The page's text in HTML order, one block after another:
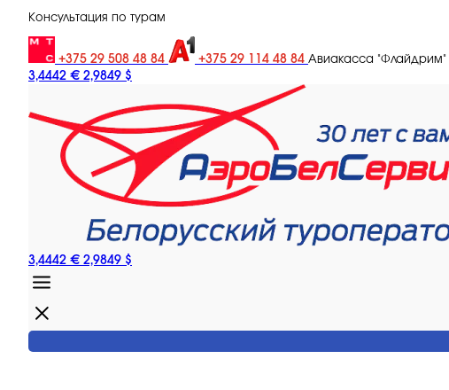
Консультация по турам
+375 29 508 48 84 +375 29 114 48 84 Авиакасса "Флайдрим"
3,4442 € 2,9849 $
3,4442 € 2,9849 $